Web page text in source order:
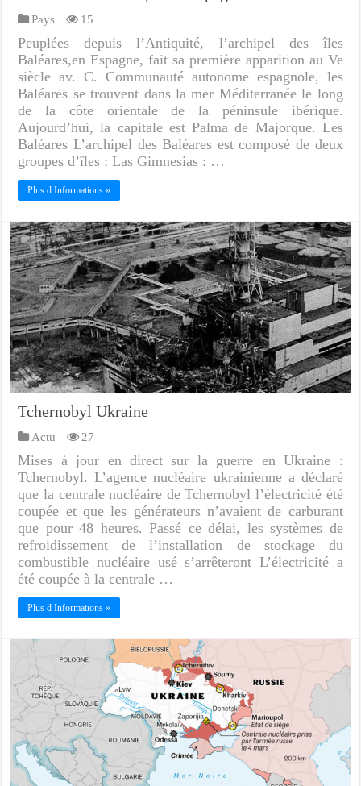
Pays 15
Peuplées depuis l’Antiquité, l’archipel des îles
Baléares,en Espagne, fait sa première apparition au Ve
siècle av. C. Communauté autonome espagnole, les
Baléares se trouvent dans la mer Méditerranée le long
de la côte orientale de la péninsule ibérique.
Aujourd’hui, la capitale est Palma de Majorque. Les
Baléares L’archipel des Baléares est composé de deux
groupes d’îles : Las Gimnesias : …
Plus d Informations »
Tchernobyl Ukraine
Actu 27
Mises à jour en direct sur la guerre en Ukraine :
Tchernobyl. L’agence nucléaire ukrainienne a déclaré
que la centrale nucléaire de Tchernobyl l’électricité été
coupée et que les générateurs n’avaient de carburant
que pour 48 heures. Passé ce délai, les systèmes de
refroidissement de l’installation de stockage du
combustible nucléaire usé s’arrêteront L’électricité a
été coupée à la centrale …
Plus d Informations »